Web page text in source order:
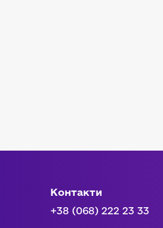
Контакти
+38 (068) 222 23 33